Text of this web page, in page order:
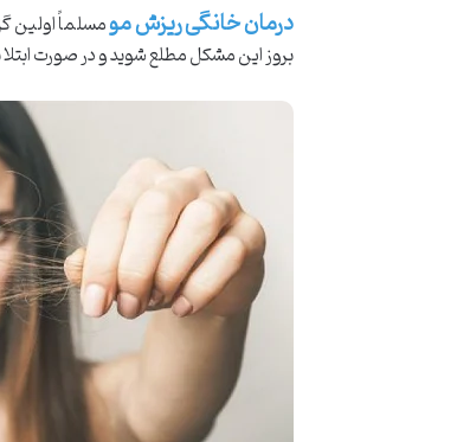
درمان خانگی ریزش مومسلماً اولین
بروز این مشکل مطلع شوید و در صورت ابتلا